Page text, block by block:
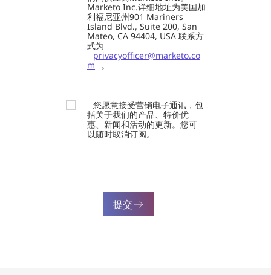
Marketo Inc.详细地址为美国加
利福尼亚州901 Mariners
Island Blvd., Suite 200, San
Mateo, CA 94404, USA 联系方
式为
privacyofficer@marketo.co
m 。
您愿意接受营销电子通讯，包
括关于我们的产品、特价优
惠、新闻和活动的更新。您可
以随时取消订阅。
提交